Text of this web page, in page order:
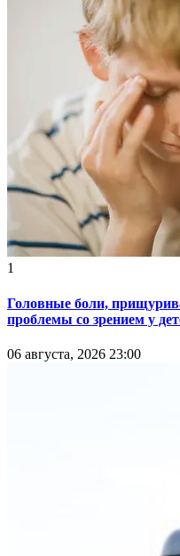
1
Головные боли,
проблемы со зрением у
06 августа, 2026 23:00